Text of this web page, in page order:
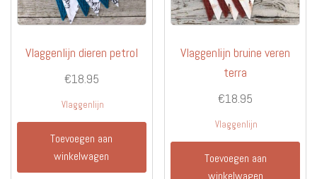
Vlaggenlijn dieren petrol
€18.95
Vlaggenlijn
Toevoegen aan
winkelwagen
Vlaggenlijn bruine veren
terra
€18.95
Vlaggenlijn
Toevoegen aan
winkelwagen